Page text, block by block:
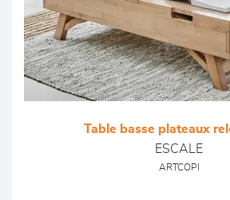
Table basse plateaux
ESCALE
ARTCOPI